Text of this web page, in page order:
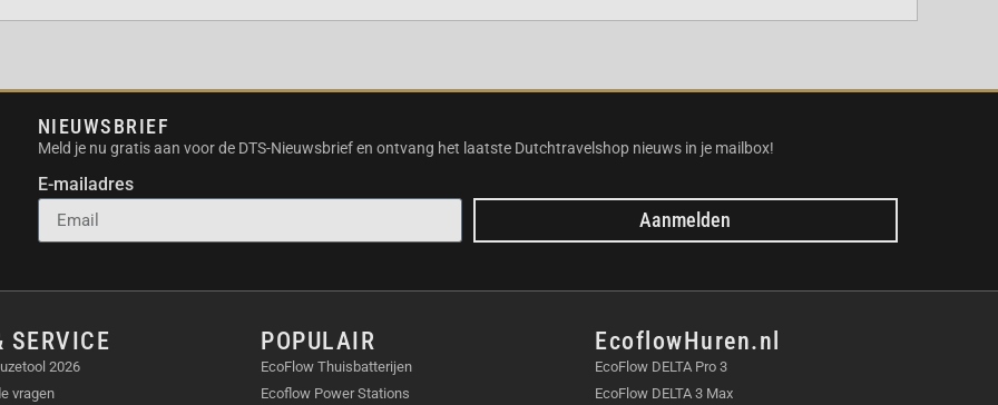
apps?Ja, de Link 2
apps
NIEUWSBRIEF
Meld je nu gratis aan voor de DTS-Nieuwsbrief en ontvang het laatste Dutchtravelshop nieuws in je mailbox!
E-mailadres
Aanmelden
SERVICE
2026
vragen
POPULAIR
EcoFlow Thuisbatterijen
Ecoflow Power Stations
EcoflowHuren.nl
EcoFlow DELTA Pro 3
EcoFlow DELTA 3 Max